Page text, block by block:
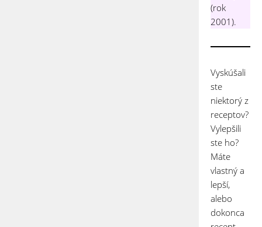
(rok
2001).
Vyskúšali
ste
niektorý z
receptov?
Vylepšili
ste ho?
Máte
vlastný a
lepší,
alebo
dokonca